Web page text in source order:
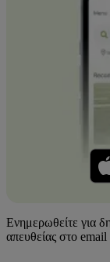
Ενημερωθείτε για
απευθείας στο email